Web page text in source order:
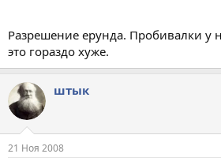
Разрешение ерунда. Пробивалки у
это гораздо хуже.
штык
21 Ноя 2008